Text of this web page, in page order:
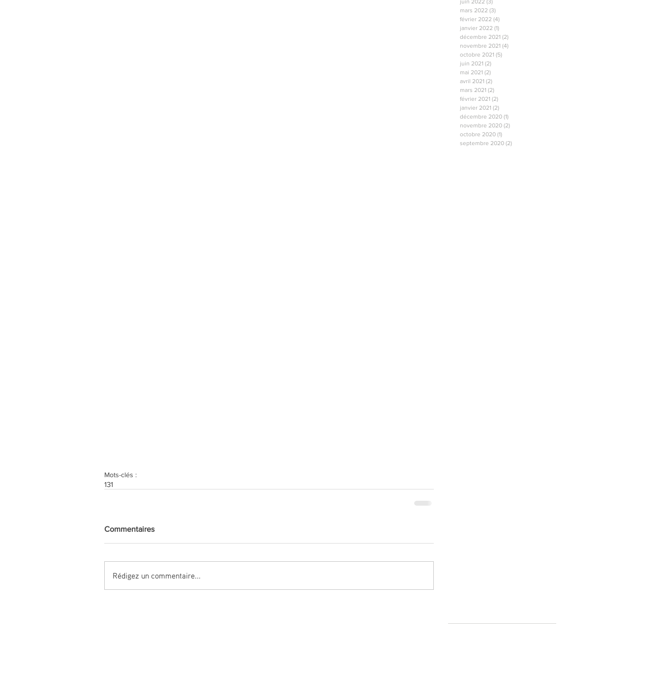
Mots-clés :
131
Commentaires
Rédigez un commentaire...
juin 2022 (3)
mars 2022 (3)
février 2022 (4)
janvier 2022 (1)
décembre 2021 (2)
novembre 2021 (4)
octobre 2021 (5)
juin 2021 (2)
mai 2021 (2)
avril 2021 (2)
mars 2021 (2)
février 2021 (2)
janvier 2021 (2)
décembre 2020 (1)
novembre 2020 (2)
octobre 2020 (1)
septembre 2020 (2)